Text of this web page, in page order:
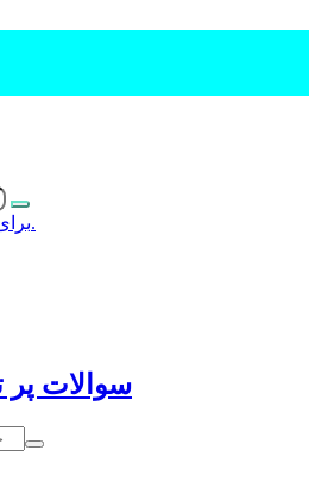
برای محصولات بیشتر کلیک کنید.
سوالات پر